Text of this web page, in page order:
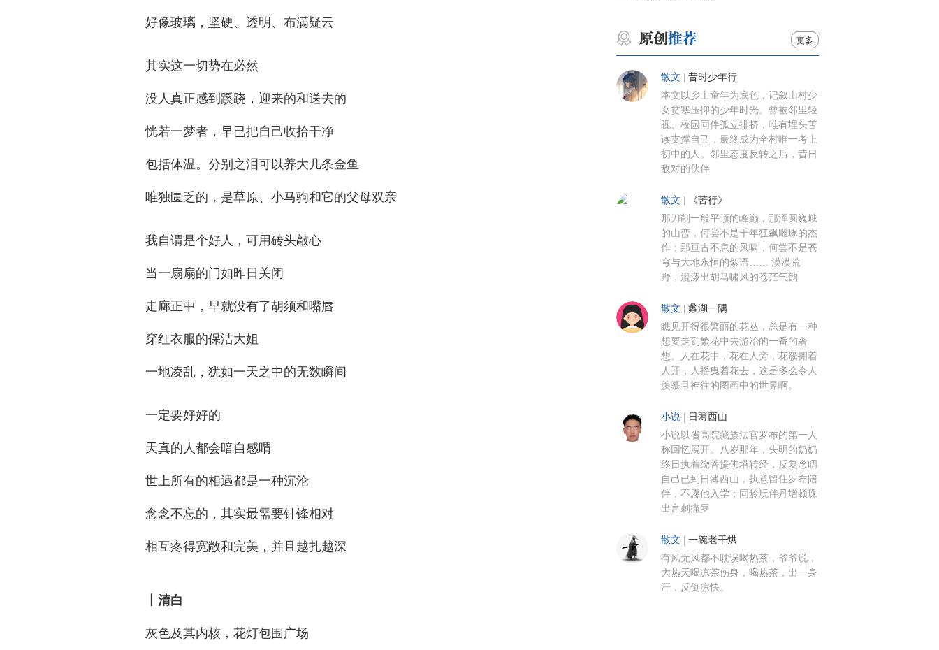
好像玻璃，坚硬、透明、布满疑云
其实这一切势在必然
没人真正感到蹊跷，迎来的和送去的
恍若一梦者，早已把自己收拾干净
包括体温。分别之泪可以养大几条金鱼
唯独匮乏的，是草原、小马驹和它的父母双亲
我自谓是个好人，可用砖头敲心
当一扇扇的门如昨日关闭
走廊正中，早就没有了胡须和嘴唇
穿红衣服的保洁大姐
一地凌乱，犹如一天之中的无数瞬间
一定要好好的
天真的人都会暗自感喟
世上所有的相遇都是一种沉沦
念念不忘的，其实最需要针锋相对
相互疼得宽敞和完美，并且越扎越深
丨清白
灰色及其内核，花灯包围广场
更多
散文 昔时少年行
本文以乡土童年为底色，记叙山村少
女贫寒压抑的少年时光。曾被邻里轻
视、校园同伴孤立排挤，唯有埋头苦
读支撑自己，最终成为全村唯一考上
初中的人。邻里态度反转之后，昔日
敌对的伙伴
散文 《苦行》
那刀削一般平顶的峰巅，那浑圆巍峨
的山峦，何尝不是千年狂飙雕琢的杰
作；那亘古不息的风啸，何尝不是苍
穹与大地永恒的絮语…… 漠漠荒
野，漫漾出胡马啸风的苍茫气韵
散文 蠡湖一隅
瞧见开得很繁丽的花丛，总是有一种
想要走到繁花中去游冶的一番的奢
想。人在花中，花在人旁，花簇拥着
人开，人摇曳着花去，这是多么令人
羡慕且神往的图画中的世界啊。
小说 日薄西山
小说以省高院藏族法官罗布的第一人
称回忆展开。八岁那年，失明的奶奶
终日执着绕菩提佛塔转经，反复念叨
自己已到日薄西山，执意留住罗布陪
伴，不愿他入学；同龄玩伴丹增顿珠
出言刺痛罗
散文 一碗老干烘
有风无风都不耽误喝热茶，爷爷说，
大热天喝凉茶伤身，喝热茶，出一身
汗，反倒凉快。